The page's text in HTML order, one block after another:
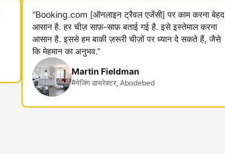
“Booking.com [ऑनलाइन ट्रैवल एजेंसी] पर काम करना बेहद
आसान है. हर चीज़ साफ़-साफ़ बताई गई है. इसे इस्तेमाल करना
आसान है. इससे हम बाकी ज़रूरी चीज़ों पर ध्यान दे सकते हैं, जैसे
कि मेहमान का अनुभव.”
Martin Fieldman
मैनेजिंग डायरेक्टर, Abodebed